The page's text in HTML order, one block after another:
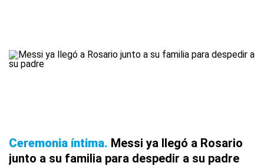
Ceremonia íntima Messi ya llegó a Rosario
junto a su familia para despedir a su padre